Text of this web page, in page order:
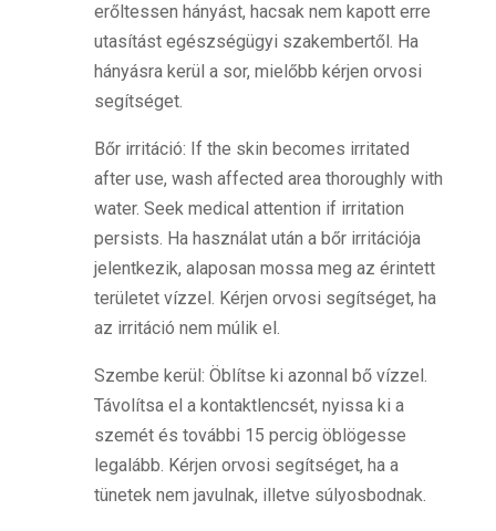
erőltessen hányást, hacsak nem kapott erre
utasítást egészségügyi szakembertől. Ha
hányásra kerül a sor, mielőbb kérjen orvosi
segítséget.
Bőr irritáció: If the skin becomes irritated
after use, wash affected area thoroughly with
water. Seek medical attention if irritation
persists. Ha használat után a bőr irritációja
jelentkezik, alaposan mossa meg az érintett
területet vízzel. Kérjen orvosi segítséget, ha
az irritáció nem múlik el.
Szembe kerül: Öblítse ki azonnal bő vízzel.
Távolítsa el a kontaktlencsét, nyissa ki a
szemét és további 15 percig öblögesse
legalább. Kérjen orvosi segítséget, ha a
tünetek nem javulnak, illetve súlyosbodnak.